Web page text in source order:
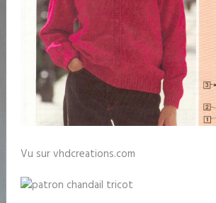
Vu sur vhdcreations.com